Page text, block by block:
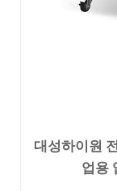
대성하이원
업용